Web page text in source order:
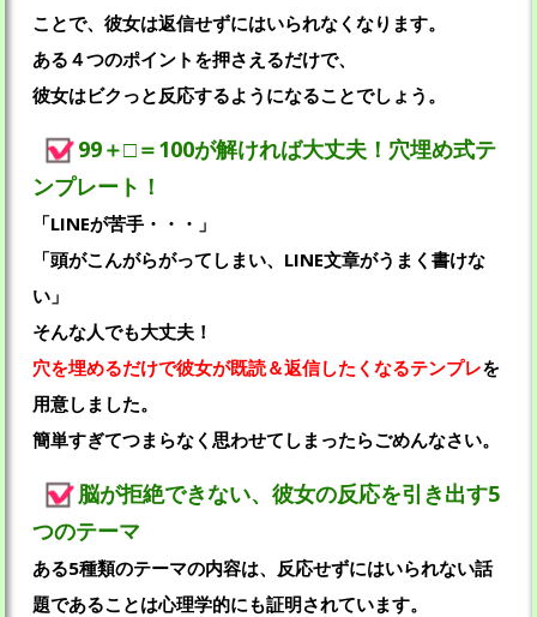
ことで、彼女は返信せずにはいられなくなります。
ある４つのポイントを押さえるだけで、
彼女はビクっと反応するようになることでしょう。
99＋□＝100が解ければ大丈夫！穴埋め式テ
ンプレート！
「LINEが苦手・・・」
「頭がこんがらがってしまい、LINE文章がうまく書けな
い」
そんな人でも大丈夫！
穴を埋めるだけで彼女が既読＆返信したくなるテンプレを
用意しました。
簡単すぎてつまらなく思わせてしまったらごめんなさい。
脳が拒絶できない、彼女の反応を引き出す5
つのテーマ
ある5種類のテーマの内容は、反応せずにはいられない話
題であることは心理学的にも証明されています。